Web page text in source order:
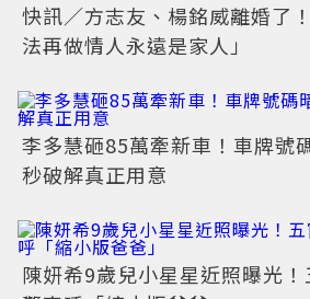
快訊／方志友、楊銘威離婚了
法再做情人永遠是家人」
李多慧砸85萬牽新車！車牌
秒破解真正用意
陳妍希9歲兒小星星近照曝光